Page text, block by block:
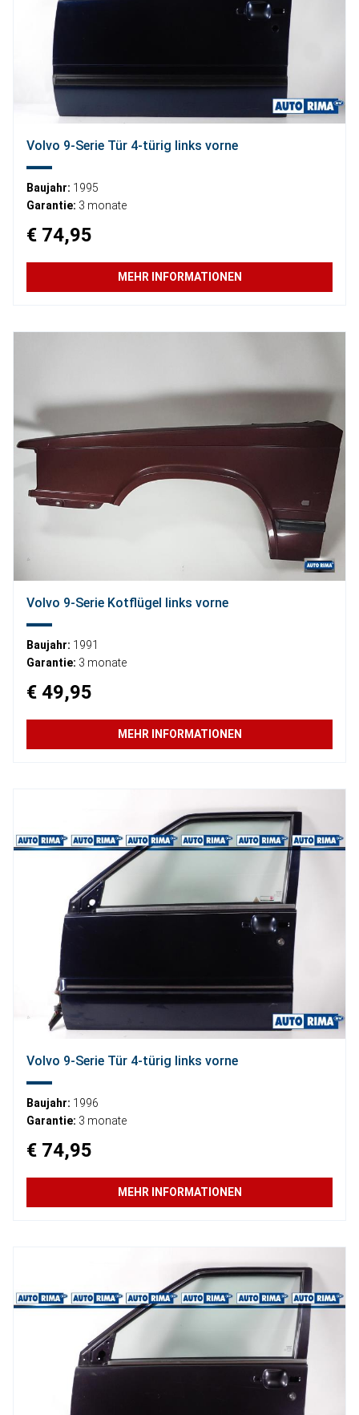
Volvo 9-Serie Tür 4-türig links vorne
Baujahr: 1995
Garantie: 3 monate
€ 74,95
MEHR INFORMATIONEN
Volvo 9-Serie Kotflügel links vorne
Baujahr: 1991
Garantie: 3 monate
€ 49,95
MEHR INFORMATIONEN
Volvo 9-Serie Tür 4-türig links vorne
Baujahr: 1996
Garantie: 3 monate
€ 74,95
MEHR INFORMATIONEN